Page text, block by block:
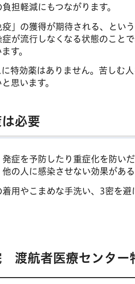
担軽減にもつながります。
」の獲得が期待される、とい
が流行しなくなる状態のこと
す。
特効薬はありません。苦しむ
思います。
必要
症を予防したり重症化を防い
の人に感染させない効果があ
用やこまめな手洗い、3密を
渡航者医療センター